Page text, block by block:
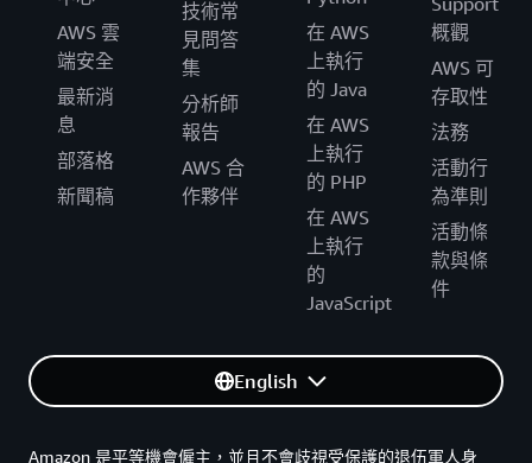
AWS 雲
端安全
最新消
息
部落格
新聞稿
技術常
見問答
集
分析師
報告
AWS 合
作夥伴
在 AWS
上執行
的 Java
在 AWS
上執行
的 PHP
在 AWS
上執行
的
JavaScript
概觀
AWS 可
存取性
法務
活動行
為準則
活動條
款與條
件
English
Amazon 是平等機會僱主，並且不會歧視受保護的退伍軍人身